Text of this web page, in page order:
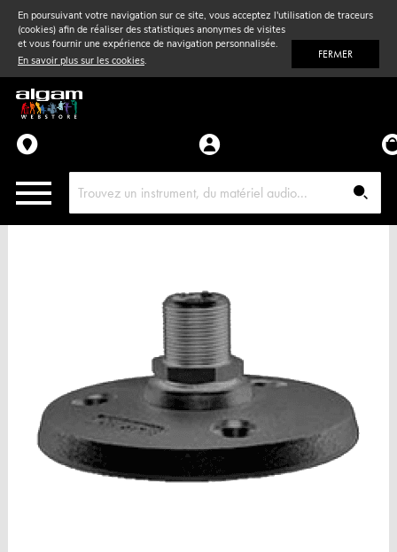
En poursuivant votre navigation sur ce site, vous acceptez l'utilisation de traceurs
(cookies) afin de réaliser des statistiques anonymes de visites
et vous fournir une expérience de navigation personnalisée.
En savoir plus sur les cookies. FERMER
Vent& Violon
Accessoires
Pièces détachées